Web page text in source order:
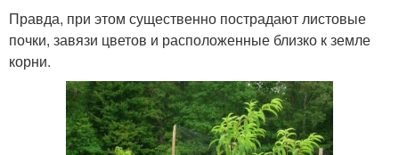
Правда, при этом существенно пострадают листовые
почки, завязи цветов и расположенные близко к земле
корни.